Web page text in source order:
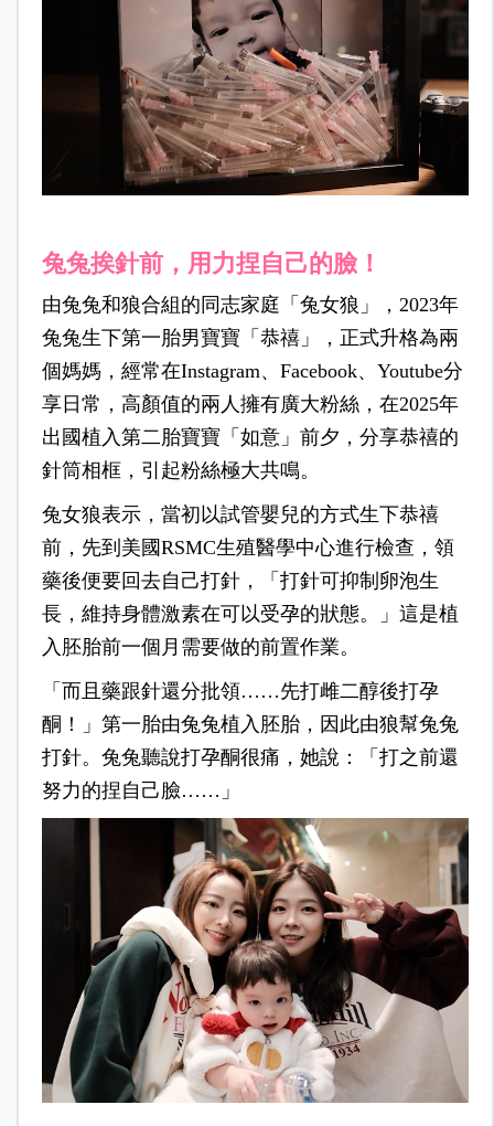
兔兔挨針前，用力捏自己的臉！
由兔兔和狼合組的同志家庭「兔女狼」，2023年
兔兔生下第一胎男寶寶「恭禧」，正式升格為兩
個媽媽，經常在Instagram、Facebook、Youtube分
享日常，高顏值的兩人擁有廣大粉絲，在2025年
出國植入第二胎寶寶「如意」前夕，分享恭禧的
針筒相框，引起粉絲極大共鳴。
兔女狼表示，當初以試管嬰兒的方式生下恭禧
前，先到美國RSMC生殖醫學中心進行檢查，領
藥後便要回去自己打針，「打針可抑制卵泡生
長，維持身體激素在可以受孕的狀態。」這是植
入胚胎前一個月需要做的前置作業。
「而且藥跟針還分批領……先打雌二醇後打孕
酮！」第一胎由兔兔植入胚胎，因此由狼幫兔兔
打針。兔兔聽說打孕酮很痛，她說：「打之前還
努力的捏自己臉……」